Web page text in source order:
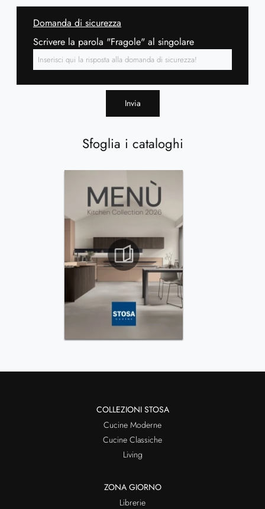
Sfoglia i cataloghi
Domanda di sicurezza
Scrivere la parola "Fragole" al singolare
Invia
COLLEZIONI STOSA
Cucine Moderne
Cucine Classiche
Living
ZONA GIORNO
Librerie